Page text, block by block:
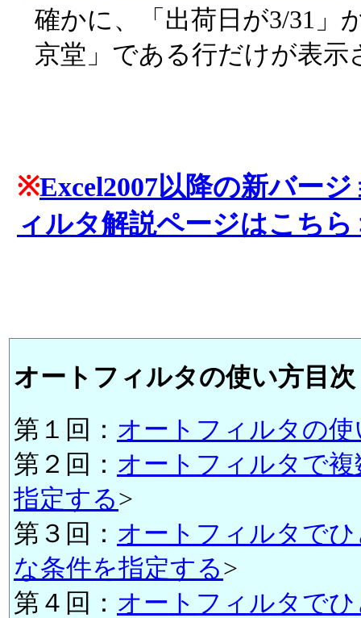
確かに、「出荷日が3/31」
京堂」である行だけが表示
※Excel2007以降の新バー
ィルタ解説ページはこちら
オートフィルタの使い方目次
第１回： オートフィルタの使
第２回： オートフィルタで
指定する>
第３回： オートフィルタで
な条件を指定する>
第４回： オートフィルタで